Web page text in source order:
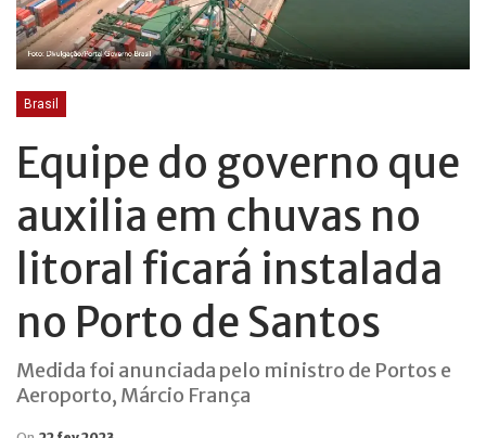
Brasil
Equipe do governo que
auxilia em chuvas no
litoral ficará instalada
no Porto de Santos
Medida foi anunciada pelo ministro de Portos e
Aeroporto, Márcio França